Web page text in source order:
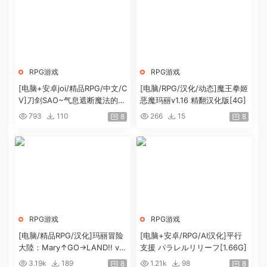
RPG游戏
[电脑+安卓joi/精品RPG/中文/C
V]刀剑SAO~气息遮断魔法的陷
阱partⅡ第二部verβ8官方中文
793 110 8
RPG游戏
[电脑/RPG/汉化/动态]魔王拳姬
恶魔玛丽v1.16 精翻汉化版[4G]
266 15 8
RPG游戏
[电脑/精品RPG/汉化]玛丽冒险
大陸：Mary↑GO→LAND!! v1.
1 官方中文版[2.6G]
3.19k 189 8
RPG游戏
[电脑+安卓/RPG/AI汉化]平行
支援 パラレルリリーフ[1.66G]
1.21k 98 8